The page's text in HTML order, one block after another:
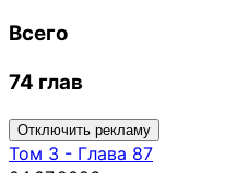
Всего
74 глав
Отключить рекламу
Том 3 - Глава 87